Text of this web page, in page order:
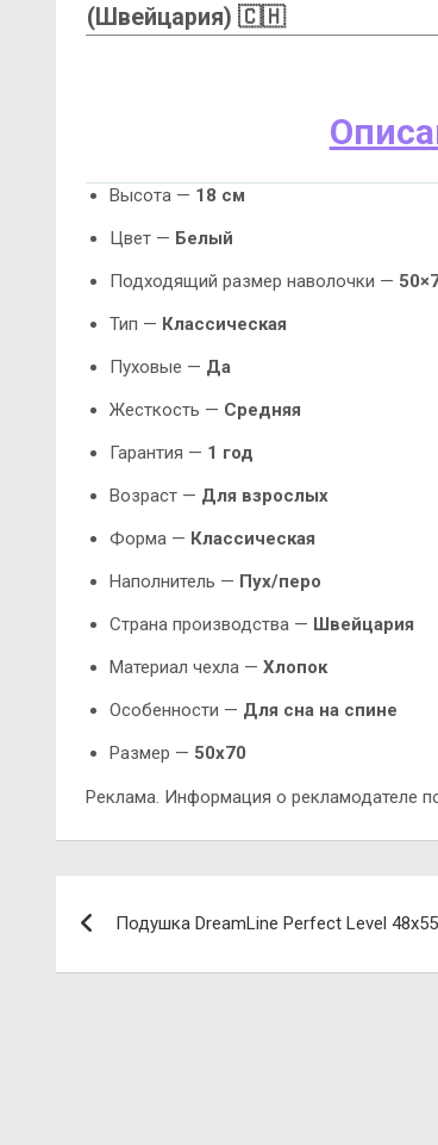
(Швейцария) 🇨🇭
Высота — 18 см
Цвет — Белый
Подходящий размер наволочки —
Тип — Классическая
Пуховые — Да
Жесткость — Средняя
Гарантия — 1 год
Возраст — Для взрослых
Форма — Классическая
Наполнитель — Пух/перо
Страна производства — Швейцария
Материал чехла — Хлопок
Особенности — Для сна на спине
Размер — 50х70
Реклама. Информация о рекламодателе
по
Подушка DreamLine Perfect Level 48х55